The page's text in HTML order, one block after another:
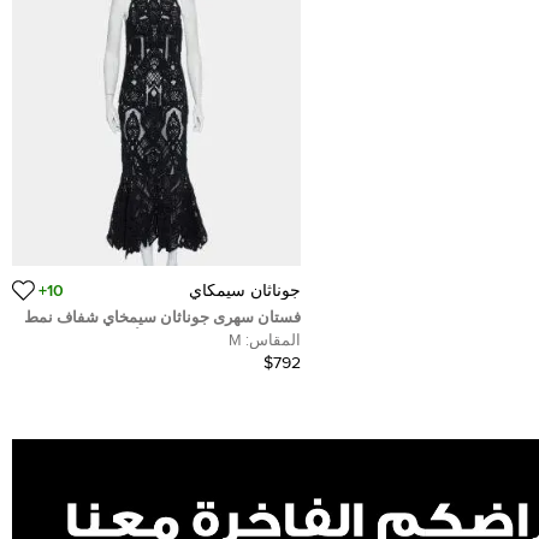
جوناثان سيمكاي 10+
فستان سهرى جوناثان سيمخاي شفاف نمط
عروس البحر تول ودانتيل أسود مقاس
متوسط - ميديوم
المقاس: M
$792